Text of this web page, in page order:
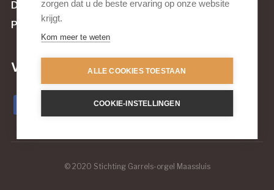
De Orgelvriend
Pels & Van Leeuwen Kerkorgelbouw
Volg ons op sociale media
© 2020 Stichting Garrels-orgel Maassluis
zorgen dat u de beste ervaring op onze website
krijgt.
Kom meer te weten
ALLE COOKIES TOESTAAN
COOKIE-INSTELLINGEN